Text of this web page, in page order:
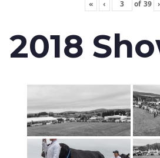
« ‹ of 39 ›
2018